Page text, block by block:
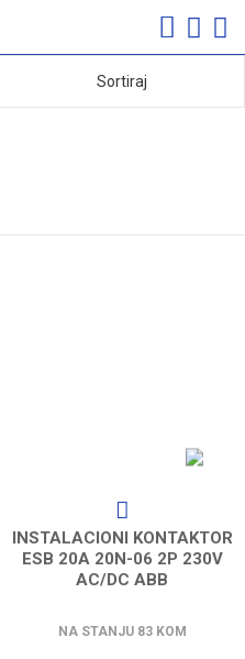
Sortiraj
INSTALACIONI KONTAKTOR
ESB 20A 20N-06 2P 230V
AC/DC ABB
NA STANJU 83 KOM